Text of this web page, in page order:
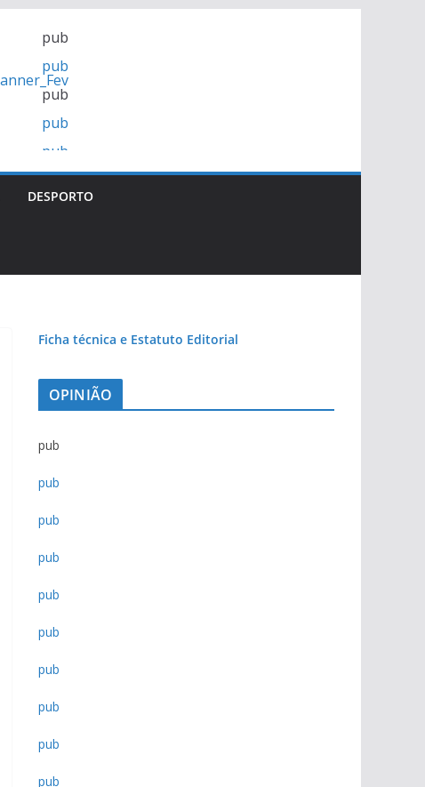
pub
pub
pub
pub
pub
DESPORTO
Ficha técnica e Estatuto Editorial
OPINIÃO
pub
pub
pub
pub
pub
pub
pub
pub
pub
pub